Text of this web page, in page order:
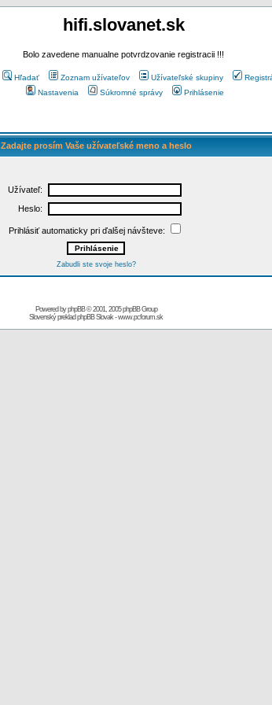
hifi.slovanet.sk
Bolo zavedene manualne potvrdzovanie registracii !!!
Hľadať Zoznam užívateľov Užívateľské skupiny
Nastavenia
Súkromné správy Prihlásenie
Zadajte prosím Vaše užívateľské meno a heslo
Užívateľ:
Heslo:
Prihlásiť automaticky pri ďalšej návšteve:
Zabudli ste svoje heslo?
Powered byphpBB© 2001, 2005 phpBB Group
Slovenský preklad phpBB Slovak-www.pcforum.sk